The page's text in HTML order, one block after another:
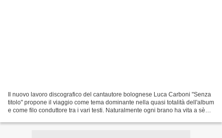
Il nuovo lavoro discografico del cantautore bolognese Luca Carboni "Senza
titolo" propone il viaggio come tema dominante nella quasi totalità dell'album
e come filo conduttore tra i vari testi. Naturalmente ogni brano ha vita a sè